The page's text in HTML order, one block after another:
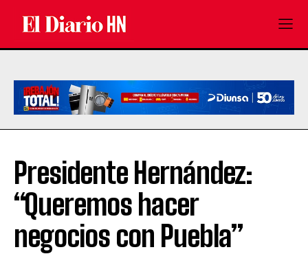
Presidente Hernández:
“Queremos hacer
negocios con Puebla”